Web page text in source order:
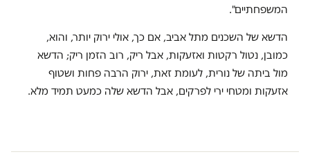
המשפחתיים".
הדשא של השכנים מתל אביב, אם כך, אולי ירוק יותר, והוא,
כמובן, נטול רקטות ואזעקות, אבל ריק, רוב הזמן ריק; הדשא
מול ביתה של נורית, לעומת זאת, ירוק הרבה פחות ושטוף
אזעקות ומטחי ירי לפרקים, אבל הדשא שלה כמעט תמיד מלא.